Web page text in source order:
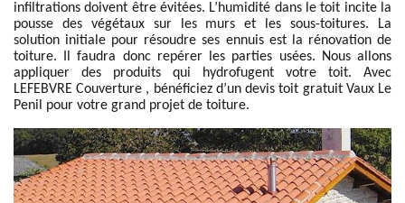
infiltrations doivent être évitées. L’humidité dans le toit incite la
pousse des végétaux sur les murs et les sous-toitures. La
solution initiale pour résoudre ses ennuis est la rénovation de
toiture. Il faudra donc repérer les parties usées. Nous allons
appliquer des produits qui hydrofugent votre toit. Avec
LEFEBVRE Couverture , bénéficiez d’un devis toit gratuit Vaux Le
Penil pour votre grand projet de toiture.